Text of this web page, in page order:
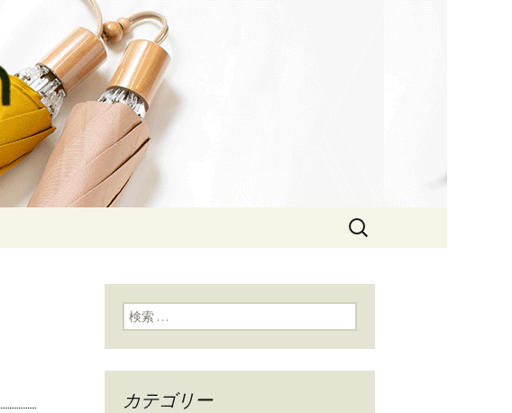
検
検索:
カテゴリー